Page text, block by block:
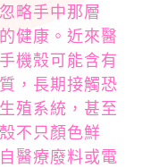
略手中那層
健康。近來醫
機殼可能含有
，長期接觸恐
殖系統，甚至
不只顏色鮮
醫療廢料或電